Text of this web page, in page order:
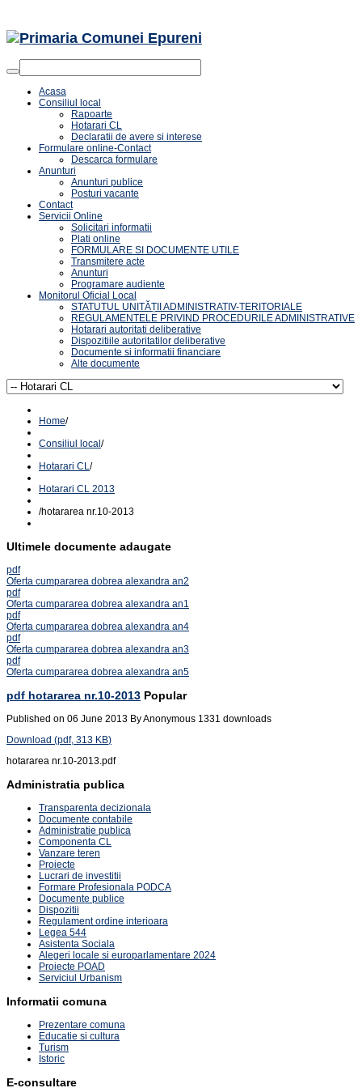
Acasa
Consiliul local
Rapoarte
Hotarari CL
Declaratii de avere si interese
Formulare online-Contact
Descarca formulare
Anunturi
Anunturi publice
Posturi vacante
Contact
Servicii Online
Solicitari informatii
Plati online
FORMULARE SI DOCUMENTE UTILE
Transmitere acte
Anunturi
Programare audiente
Monitorul Oficial Local
STATUTUL UNITĂȚII ADMINISTRATIV-TERITORIALE
REGULAMENTELE PRIVIND PROCEDURILE ADMINISTRATIVE
Hotarari autoritati deliberative
Dispozitiile autoritatilor deliberative
Documente si informatii financiare
Alte documente
Home/
Consiliul local/
Hotarari CL/
Hotarari CL 2013
/hotararea nr.10-2013
Ultimele documente adaugate
pdf
Oferta cumpararea dobrea alexandra an2
pdf
Oferta cumpararea dobrea alexandra an1
pdf
Oferta cumpararea dobrea alexandra an4
pdf
Oferta cumpararea dobrea alexandra an3
pdf
Oferta cumpararea dobrea alexandra an5
pdf hotararea nr.10-2013 Popular
Published on 06 June 2013 ByAnonymous 1331 downloads
Download (pdf, 313 KB)
hotararea nr.10-2013.pdf
Administratia publica
Transparenta decizionala
Documente contabile
Administratie publica
Componenta CL
Vanzare teren
Proiecte
Lucrari de investitii
Formare Profesionala PODCA
Documente publice
Dispozitii
Regulament ordine interioara
Legea 544
Asistenta Sociala
Alegeri locale si europarlamentare 2024
Proiecte POAD
Serviciul Urbanism
Informatii comuna
Prezentare comuna
Educatie si cultura
Turism
Istoric
E-consultare